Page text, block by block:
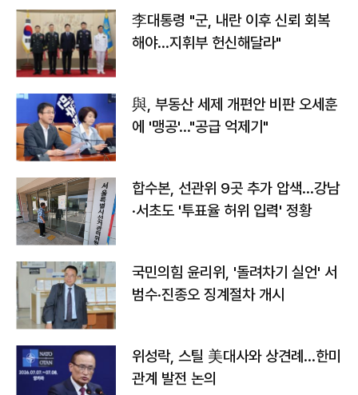
李대통령 "군, 내란 이후 신뢰 회복
해야…지휘부 헌신해달라"
與, 부동산 세제 개편안 비판 오세훈
에 '맹공'…"공급 억제기"
합수본, 선관위 9곳 추가 압색…강남
·서초도 '투표율 허위 입력' 정황
국민의힘 윤리위, '돌려차기 실언' 서
범수·진종오 징계절차 개시
위성락, 스틸 美대사와 상견례…한미
관계 발전 논의